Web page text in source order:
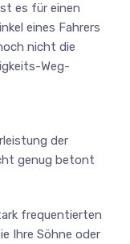
es für einen
eines Fahrers
nicht die
Weg-
der
genug betont
frequentierten
Ihre Söhne oder